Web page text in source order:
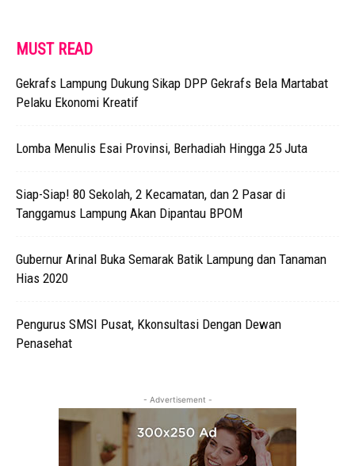
MUST READ
Gekrafs Lampung Dukung Sikap DPP Gekrafs Bela Martabat
Pelaku Ekonomi Kreatif
Lomba Menulis Esai Provinsi, Berhadiah Hingga 25 Juta
Siap-Siap! 80 Sekolah, 2 Kecamatan, dan 2 Pasar di
Tanggamus Lampung Akan Dipantau BPOM
Gubernur Arinal Buka Semarak Batik Lampung dan Tanaman
Hias 2020
Pengurus SMSI Pusat, Kkonsultasi Dengan Dewan
Penasehat
- Advertisement -